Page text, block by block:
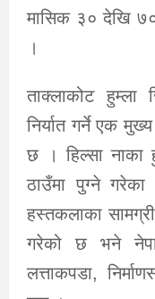
मासिक ३० देखि
।
ताक्लाकोट
निर्यात गर्ने एक
छ । हिल्सा नाका
ठाउँमा पुग्ने
हस्तकलाका
गरेको छ भने
लत्ताकपडा,